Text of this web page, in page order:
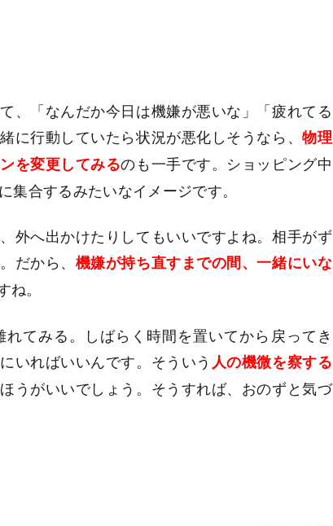
、「なんだか今日は機嫌が悪いな」「疲れてる
に行動していたら状況が悪化しそうなら、物理
を変更してみるのも一手です。ショッピング中
合するみたいなイメージです。
外へ出かけたりしてもいいですよね。相手がず
だから、 機嫌が持ち直すまでの間、一緒にいな
。
てみる。しばらく時間を置いてから戻ってき
いればいいんです。そういう 人の機微を察する
うがいいでしょう。そうすれば、おのずと気づ